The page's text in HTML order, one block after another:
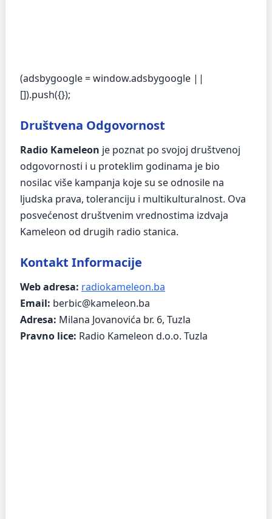
(adsbygoogle = window.adsbygoogle ||
[]).push({});
Društvena Odgovornost
Radio Kameleon je poznat po svojoj društvenoj
odgovornosti i u proteklim godinama je bio
nosilac više kampanja koje su se odnosile na
ljudska prava, toleranciju i multikulturalnost. Ova
posvećenost društvenim vrednostima izdvaja
Kameleon od drugih radio stanica.
Kontakt Informacije
Web adresa: radiokameleon.ba
Email: berbic@kameleon.ba
Adresa: Milana Jovanovića br. 6, Tuzla
Pravno lice: Radio Kameleon d.o.o. Tuzla